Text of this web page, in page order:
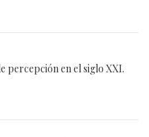
percepción en el siglo XXI.